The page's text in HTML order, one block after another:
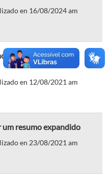
en 16/08/2024 am
na diversidade de
en 12/08/2021 am
um resumo expandido
en 23/08/2021 am